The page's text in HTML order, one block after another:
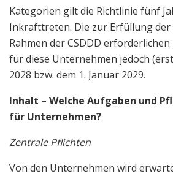
Kategorien gilt die Richtlinie fünf
Inkrafttreten. Die zur Erfüllung
Rahmen der CSDDD
für diese Unternehmen jedoch
2028 bzw. dem 1. Januar 2029.
Inhalt – Welche Aufgaben und
für Unternehmen?
Zentrale Pflichten
Von den Unternehmen wird